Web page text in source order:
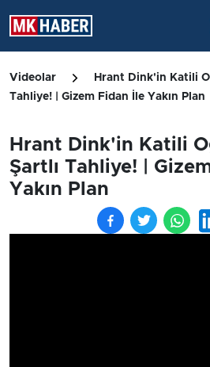
Videolar
Hrant Dink'in Katili
Tahliye! | Gizem Fidan İle Yakın Plan
Hrant Dink'in Katili
Şartlı Tahliye! |
Yakın Plan